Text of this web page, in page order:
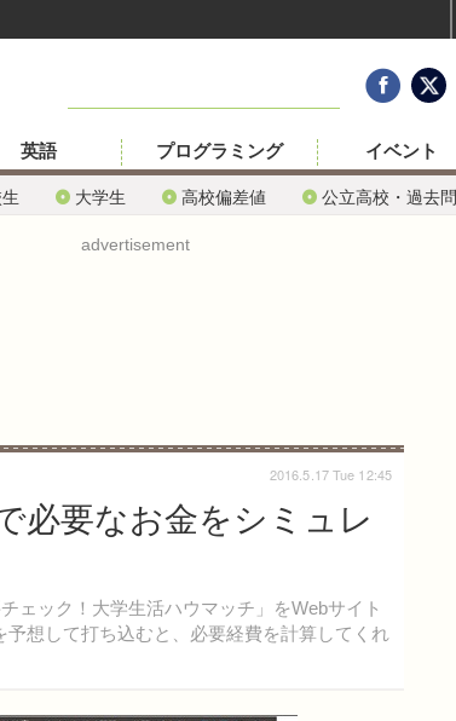
大学生 高校偏差値 公立高校・過去問
英語 プログラミング イベント
advertisement
必要なお金をシミュレ
ェック！大学生活ハウマッチ」をWebサイト
想して打ち込むと、必要経費を計算してくれ
2016.5.17 Tue 12:45